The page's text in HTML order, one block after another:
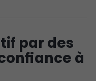
par des
à